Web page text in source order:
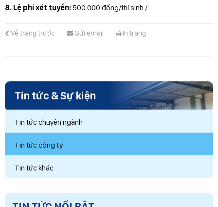
8. Lệ phí xét tuyển: 500.000 đồng/thí sinh./.
Về trang trước Gửi email In trang
Tin tức & Sự kiện
Tin tức chuyên ngành
Tin tức công ty
Tin tức khác